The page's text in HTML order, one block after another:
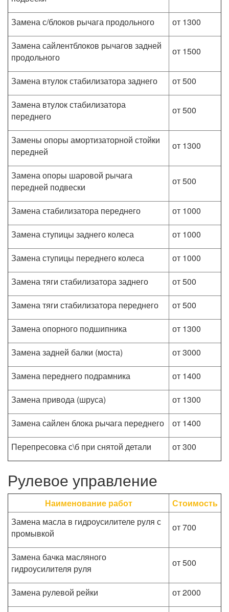
Замена с/блоков рычага продольного
от 1300
Замена сайлентблоков рычагов задней
продольного
от 1500
Замена втулок стабилизатора заднего
от 500
Замена втулок стабилизатора
переднего
от 500
Замены опоры амортизаторной стойки
передней
от 1300
Замена опоры шаровой рычага
передней подвески
от 500
Замена стабилизатора переднего
от 1000
Замена ступицы заднего колеса
от 1000
Замена ступицы переднего колеса
от 1000
Замена тяги стабилизатора заднего
от 500
Замена тяги стабилизатора переднего
от 500
Замена опорного подшипника
от 1300
Замена задней балки (моста)
от 3000
Замена переднего подрамника
от 1400
Замена привода (шруса)
от 1300
Замена сайлен блока рычага переднего
от 1400
Перепресовка с\б при снятой детали
от 300
Рулевое управление
Наименование работ
Стоимость
Замена масла в гидроусилителе руля с
промывкой
от 700
Замена бачка масляного
гидроусилителя руля
от 500
Замена рулевой рейки
от 2000